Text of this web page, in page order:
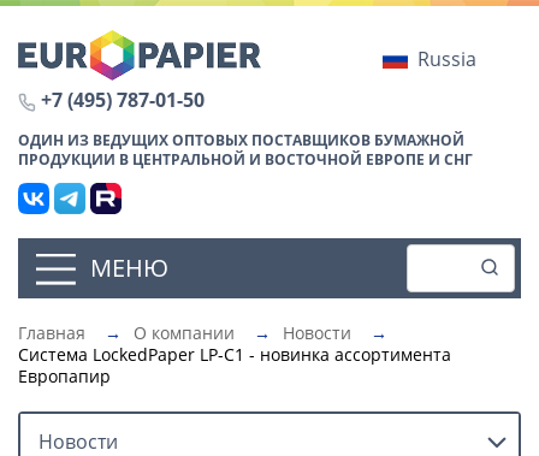
Russia
+7 (495) 787-01-50
ОДИН ИЗ ВЕДУЩИХ ОПТОВЫХ ПОСТАВЩИКОВ БУМАЖНОЙ
ПРОДУКЦИИ В ЦЕНТРАЛЬНОЙ И ВОСТОЧНОЙ ЕВРОПЕ И СНГ
МЕНЮ
Главная → О компании → Новости
→
Система LockedPaper LP-C1 - новинка ассортимента
Европапир
Новости